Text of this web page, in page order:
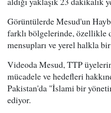
Görüntülerde Mesud'un
farklı bölgelerinde, özellikle
mensupları ve yerel halkla
Videoda Mesud, TTP
mücadele ve hedefleri
Pakistan'da "İslami bir
ediyor.